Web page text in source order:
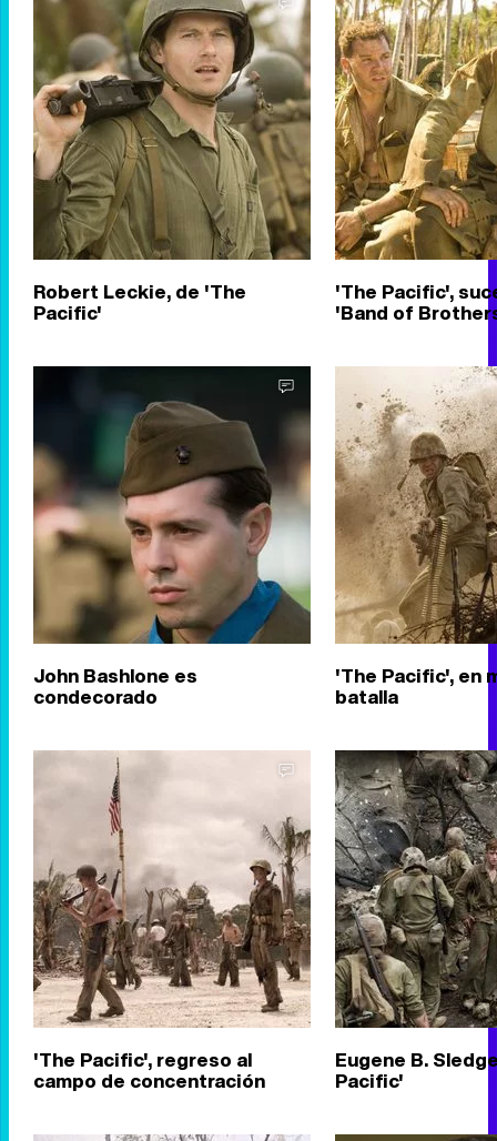
Robert Leckie, de 'The
Pacific'
'The Pacific',
'Band of
John Bashlone es
condecorado
'The Pacific', en
batalla
'The Pacific', regreso al
campo de concentración
Eugene B.
Pacific'